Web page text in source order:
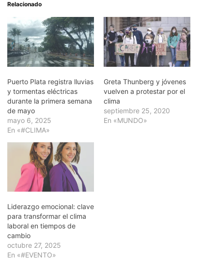
Relacionado
Puerto Plata registra lluvias
y tormentas eléctricas
durante la primera semana
de mayo
mayo 6, 2025
En «#CLIMA»
Greta Thunberg y jóvenes
vuelven a protestar por el
clima
septiembre 25, 2020
En «MUNDO»
Liderazgo emocional: clave
para transformar el clima
laboral en tiempos de
cambio
octubre 27, 2025
En «#EVENTO»